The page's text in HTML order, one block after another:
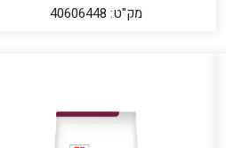
מק"ט: 40606448